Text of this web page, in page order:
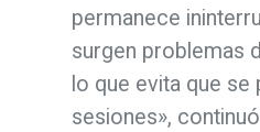
permanece
surgen problemas
lo que evita que se
sesiones»,